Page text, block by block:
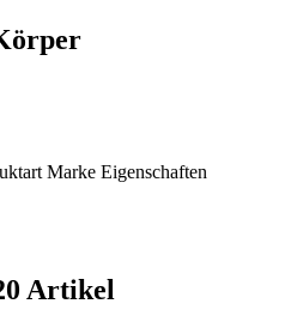
Marke Eigenschaften
Artikel